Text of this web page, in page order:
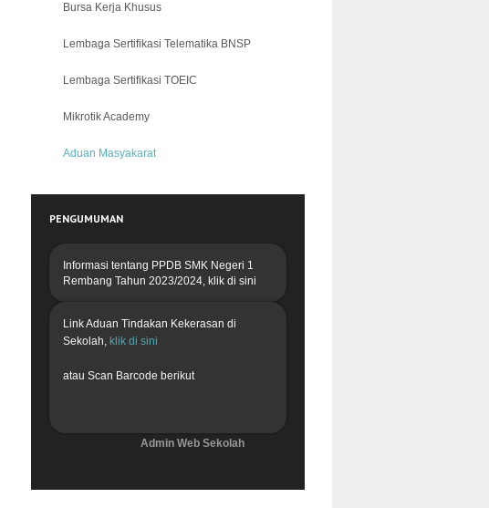
Bursa Kerja Khusus
Lembaga Sertifikasi Telematika BNSP
Lembaga Sertifikasi TOEIC
Mikrotik Academy
Aduan Masyakarat
PENGUMUMAN
Informasi tentang PPDB SMK Negeri 1
Rembang Tahun 2023/2024, klik di sini
Link Aduan Tindakan Kekerasan di
Sekolah, klik di sini
atau Scan Barcode berikut
Admin Web Sekolah